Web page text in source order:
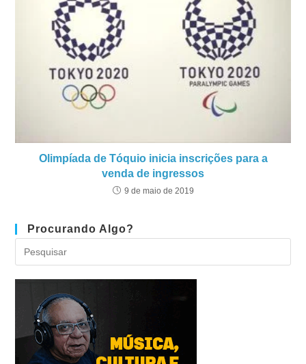
Olimpíada de Tóquio inicia inscrições para a
venda de ingressos
9 de maio de 2019
Procurando Algo?